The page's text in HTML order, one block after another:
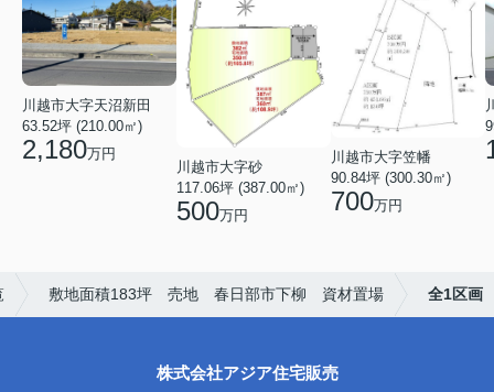
川越市大字天沼新田
63.52坪 (210.00㎡)
2,180万円
川越市大字砂
117.06坪 (387.00㎡)
500万円
川越市大字笠幡
90.84坪 (300.30㎡)
700万円
敷地面積183坪 売地 春日部市下柳 資材置場 全1区画
株式会社アジア住宅販売